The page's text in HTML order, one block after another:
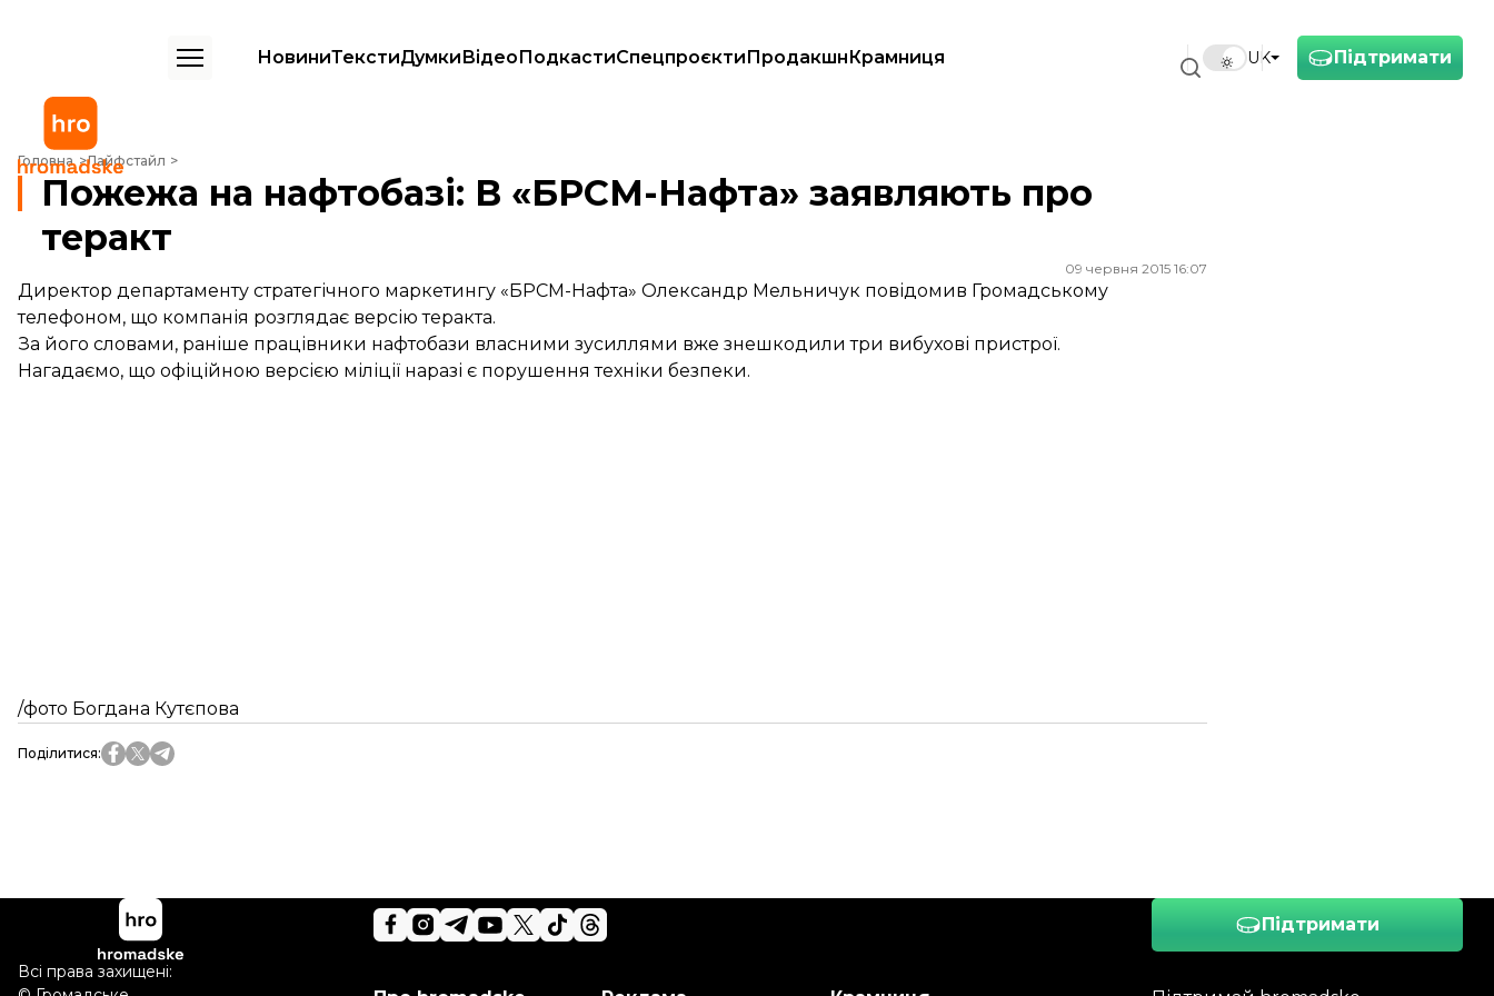
Підтримати
UK
НовиниТекстиДумкиВідеоПодкастиСпецпроєктиПродакшнКрамниця
Головна Лайфстайл
Пожежа на нафтобазі: В «БРСМ-Нафта» заявляють про теракт
Пожежа на нафтобазі: В «БРСМ-Нафта» заявляють про
теракт
09 червня 2015 16:07
Директор департаменту стратегічного маркетингу «БРСМ-Нафта» Олександр Мельничук повідомив Громадському
телефоном, що компанія розглядає версію теракта.
За його словами, раніше працівники нафтобази власними зусиллями вже знешкодили три вибухові пристрої.
Нагадаємо, що офіційною версією міліції наразі є порушення техніки безпеки.
/фото Богдана Кутєпова
Поділитися:
Підтримати
Всі права захищені: